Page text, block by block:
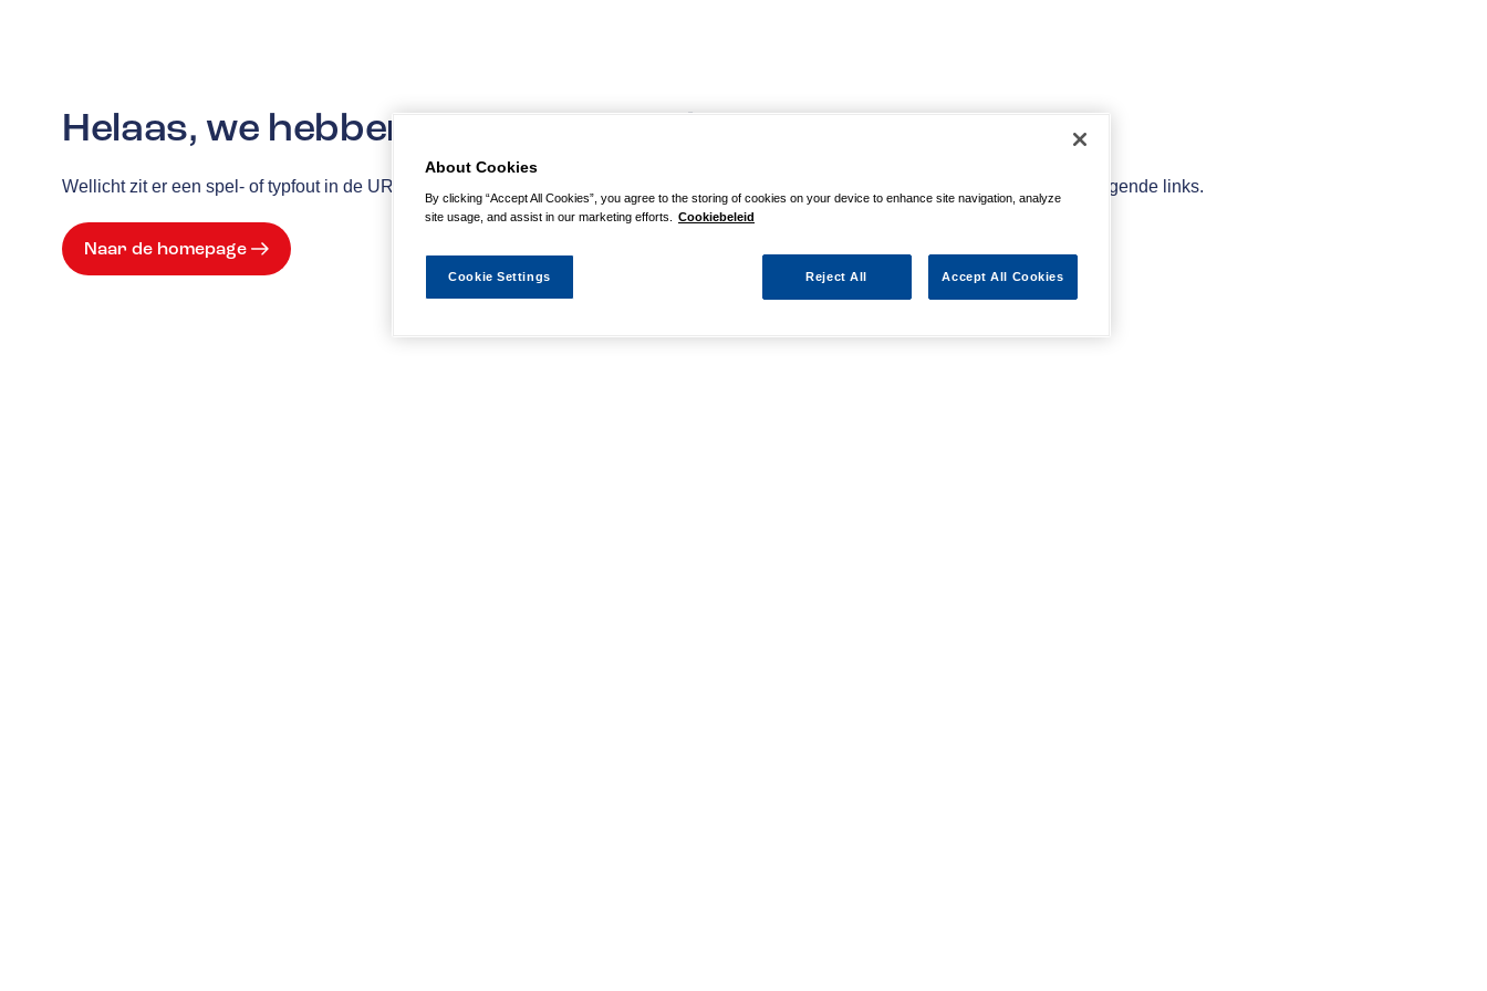
Helaas, we hebben de pagina niet kunnen vinden
Wellicht zit er een spel- of typfout in de URL of is de actie waarnaar u zocht al verlopen. We hopen u weer op weg te helpen met de volgende links.
Naar de homepage
About Cookies
By clicking “Accept All Cookies”, you agree to the storing of cookies on your device to enhance site navigation, analyze
site usage, and assist in our marketing efforts.
Cookiebeleid
Reject All Accept All Cookies
Cookie Settings